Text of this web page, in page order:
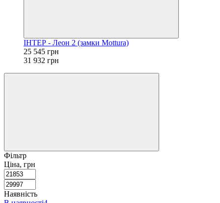
ІНТЕР - Леон 2 (замки Mottura)
25 545 грн
31 932 грн
Фільтр
Ціна, грн
Наявність